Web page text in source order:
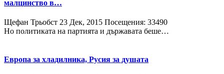
малцинство в…
Щефан Трьобст 23 Дек, 2015 Посещения: 33490
Но политиката на партията и държавата беше…
Европа за хладилника, Русия за душата